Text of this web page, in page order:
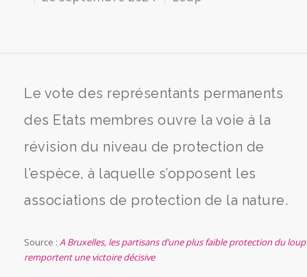
Le vote des représentants permanents
des Etats membres ouvre la voie à la
révision du niveau de protection de
l’espèce, à laquelle s’opposent les
associations de protection de la nature.
Source :A Bruxelles, les partisans d’une plus faible protection du loup
remportent une victoire décisive